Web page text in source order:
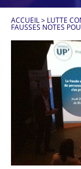
ACCUEIL> LUTTE
FAUSSES NOTES